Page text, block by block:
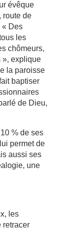
évêque
route de
« Des
les
chômeurs,
», explique
la paroisse
baptiser
de Dieu,
% de ses
permet de
aussi ses
une
les
retracer